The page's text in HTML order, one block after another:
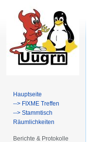
Hauptseite
--> FIXME Treffen
--> Stammtisch
Räumlichkeiten
Berichte & Protokolle